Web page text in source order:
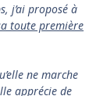
j’ai proposé à
toute première
ne marche
apprécie de